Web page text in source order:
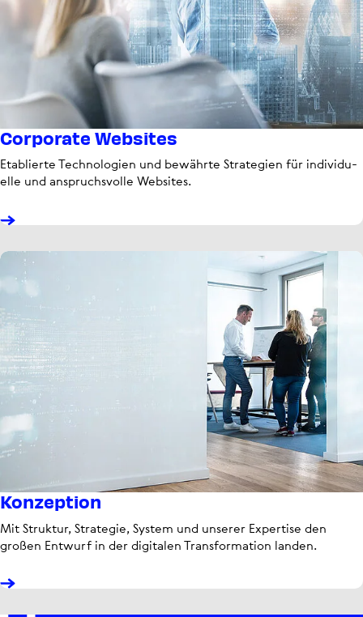
Corporate Websites
Eta­blierte Tech­no­lo­gien und bewährte Stra­te­gien für indi­vi­du­
elle und anspruchs­volle Websites.
Konzep­tion
Mit Struktur, Strategie, System und unserer Expertise den
großen Entwurf in der digitalen Trans­for­ma­tion landen.